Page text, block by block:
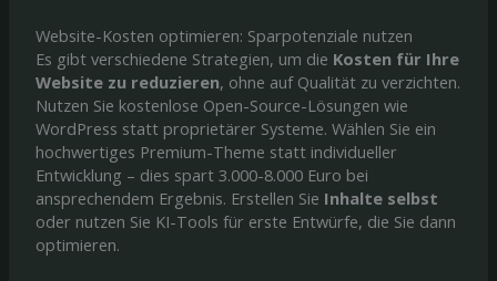
Website-Kosten optimieren: Sparpotenziale nutzen
Es gibt verschiedene Strategien, um die Kosten für Ihre
Website zu reduzieren, ohne auf Qualität zu verzichten.
Nutzen Sie kostenlose Open-Source-Lösungen wie
WordPress statt proprietärer Systeme. Wählen Sie ein
hochwertiges Premium-Theme statt individueller
Entwicklung – dies spart 3.000-8.000 Euro bei
ansprechendem Ergebnis. Erstellen Sie Inhalte selbst
oder nutzen Sie KI-Tools für erste Entwürfe, die Sie dann
optimieren.